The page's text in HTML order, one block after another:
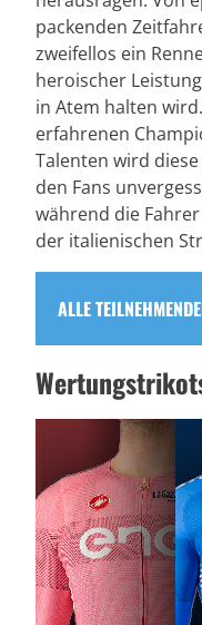
packenden
zweifellos ein
heroischer
in Atem halten
erfahrenen
Talenten wird
den Fans
während die
der italienischen
ALLE